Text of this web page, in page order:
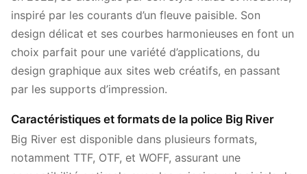
inspiré par les courants d’un fleuve paisible. Son
design délicat et ses courbes harmonieuses en font un
choix parfait pour une variété d’applications, du
design graphique aux sites web créatifs, en passant
par les supports d’impression.
Caractéristiques et formats de la police Big River
Big River est disponible dans plusieurs formats,
notamment TTF, OTF, et WOFF, assurant une